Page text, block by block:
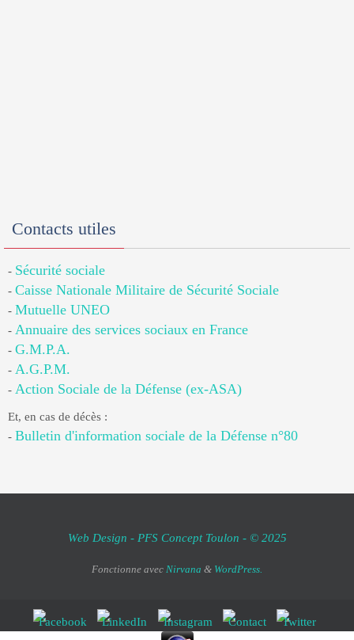
Contacts utiles
- Sécurité sociale
- Caisse Nationale Militaire de Sécurité Sociale
- Mutuelle UNEO
- Annuaire des services sociaux en France
- G.M.P.A.
- A.G.P.M.
- Action Sociale de la Défense (ex-ASA)
Et, en cas de décès :
- Bulletin d'information sociale de la Défense n°80
Web Design - PFS Concept Toulon - © 2025
Fonctionne avec Nirvana & WordPress.